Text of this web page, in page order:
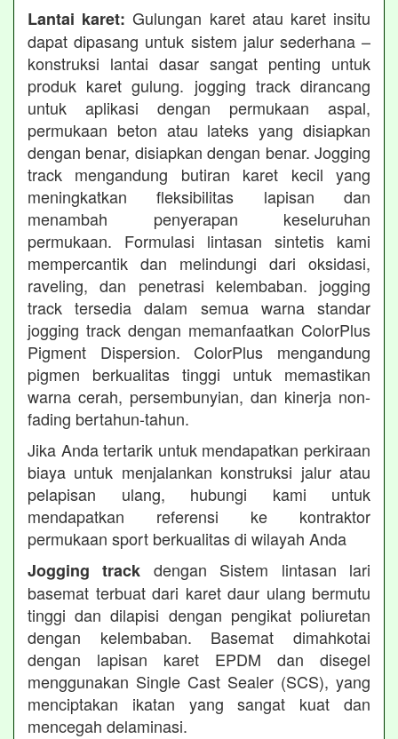
Lantai karet: Gulungan karet atau karet insitu
dapat dipasang untuk sistem jalur sederhana –
konstruksi lantai dasar sangat penting untuk
produk karet gulung. jogging track dirancang
untuk aplikasi dengan permukaan aspal,
permukaan beton atau lateks yang disiapkan
dengan benar, disiapkan dengan benar. Jogging
track mengandung butiran karet kecil yang
meningkatkan fleksibilitas lapisan dan
menambah penyerapan keseluruhan
permukaan. Formulasi lintasan sintetis kami
mempercantik dan melindungi dari oksidasi,
raveling, dan penetrasi kelembaban. jogging
track tersedia dalam semua warna standar
jogging track dengan memanfaatkan ColorPlus
Pigment Dispersion. ColorPlus mengandung
pigmen berkualitas tinggi untuk memastikan
warna cerah, persembunyian, dan kinerja non-
fading bertahun-tahun.
Jika Anda tertarik untuk mendapatkan perkiraan
biaya untuk menjalankan konstruksi jalur atau
pelapisan ulang, hubungi kami untuk
mendapatkan referensi ke kontraktor
permukaan sport berkualitas di wilayah Anda
Jogging track dengan Sistem lintasan lari
basemat terbuat dari karet daur ulang bermutu
tinggi dan dilapisi dengan pengikat poliuretan
dengan kelembaban. Basemat dimahkotai
dengan lapisan karet EPDM dan disegel
menggunakan Single Cast Sealer (SCS), yang
menciptakan ikatan yang sangat kuat dan
mencegah delaminasi.